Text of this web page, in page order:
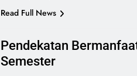
Read Full News
Pendekatan
Semester